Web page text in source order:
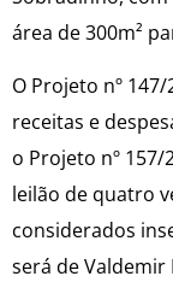
área de 300m²
O Projeto nº
receitas e
o Projeto nº
leilão de quatro
considerados
será de